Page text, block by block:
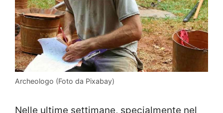
Archeologo (Foto da Pixabay)
Nelle ultime settimane, specialmente nel